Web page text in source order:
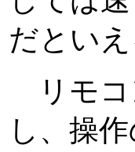
だといえ
リモコ
し、操